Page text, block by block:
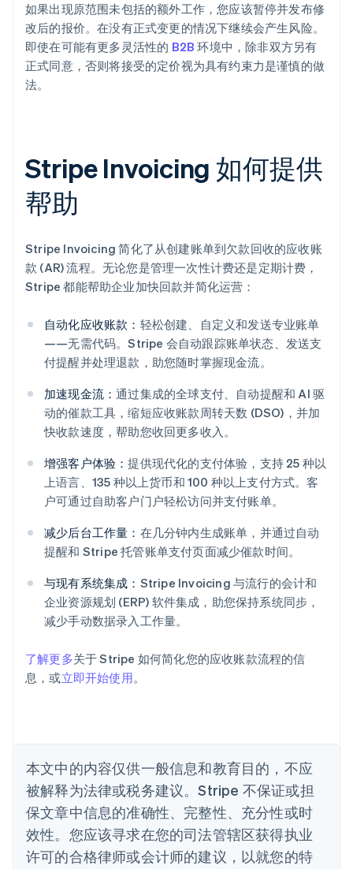
如果出现原范围未包括的额外工作，您应该暂停并发布修
改后的报价。在没有正式变更的情况下继续会产生风险。
即使在可能有更多灵活性的 B2B 环境中，除非双方另有
正式同意，否则将接受的定价视为具有约束力是谨慎的做
法。
Stripe Invoicing 如何提供
帮助
Stripe Invoicing 简化了从创建账单到欠款回收的应收账
款 (AR) 流程。无论您是管理一次性计费还是定期计费，
Stripe 都能帮助企业加快回款并简化运营：
自动化应收账款： 轻松创建、自定义和发送专业账单
——无需代码。Stripe 会自动跟踪账单状态、发送支
付提醒并处理退款，助您随时掌握现金流。
加速现金流：通过集成的全球支付、自动提醒和 AI 驱
动的催款工具，缩短应收账款周转天数 (DSO)，并加
快收款速度，帮助您收回更多收入。
增强客户体验：提供现代化的支付体验，支持 25 种以
上语言、135 种以上货币和 100 种以上支付方式。客
户可通过自助客户门户轻松访问并支付账单。
减少后台工作量： 在几分钟内生成账单，并通过自动
提醒和 Stripe 托管账单支付页面减少催款时间。
与现有系统集成： Stripe Invoicing 与流行的会计和
企业资源规划 (ERP) 软件集成，助您保持系统同步，
减少手动数据录入工作量。
了解更多关于 Stripe 如何简化您的应收账款流程的信
息，或立即开始使用。
本文中的内容仅供一般信息和教育目的，不应
被解释为法律或税务建议。Stripe 不保证或担
保文章中信息的准确性、完整性、充分性或时
效性。您应该寻求在您的司法管辖区获得执业
许可的合格律师或会计师的建议，以就您的特
阿联酋
爱尔兰
English
English
奥地利
DeutschEnglish
澳大利亚
巴西
PortuguêsEnglish
English
丹麦
English
德国
DeutschEnglish
法国
FrançaisEnglish